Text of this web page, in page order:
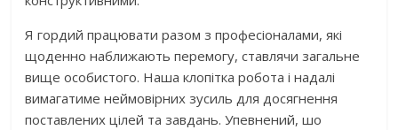
Я гордий працювати разом з професіоналами, які
щоденно наближають перемогу, ставлячи загальне
вище особистого. Наша клопітка робота і надалі
вимагатиме неймовірних зусиль для досягнення
поставлених цілей та завдань. Упевнений, шо